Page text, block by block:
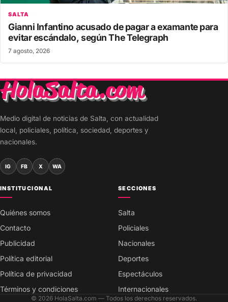
SALTA
Gianni Infantino acusado de pagar a examante para
evitar escándalo, según The Telegraph
7 agosto, 2026
Medio digital de noticias de Salta, con actualidad
local, policiales, política, sociedad, deportes y
nacionales.
IG FB X WA
INSTITUCIONAL
Quiénes somos
Contacto
Publicidad
Política editorial
Política de privacidad
Términos y condiciones
SECCIONES
Salta
Policiales
Nacionales
Deportes
Espectáculos
Internacionales
© 2026 HolaSalta.com — Todos los derechos reservados.